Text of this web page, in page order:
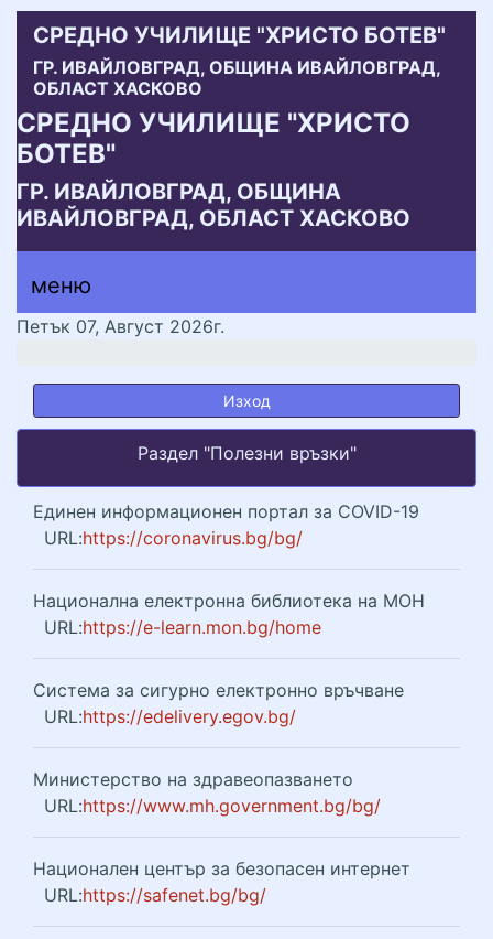
СРЕДНО УЧИЛИЩЕ "ХРИСТО БОТЕВ"
ГР. ИВАЙЛОВГРАД, ОБЩИНА ИВАЙЛОВГРАД,
ОБЛАСТ ХАСКОВО
СРЕДНО УЧИЛИЩЕ "ХРИСТО
БОТЕВ"
ГР. ИВАЙЛОВГРАД, ОБЩИНА
ИВАЙЛОВГРАД, ОБЛАСТ ХАСКОВО
меню горно
меню
меню
Петък 07, Август 2026г.
Изход
Раздел "Полезни връзки"
Единен информационен портал за COVID-19
URL:https://coronavirus.bg/bg/
Национална електронна библиотека на МОН
URL:https://e-learn.mon.bg/home
Система за сигурно електронно връчване
URL:https://edelivery.egov.bg/
Министерство на здравеопазването
URL:https://www.mh.government.bg/bg/
Национален център за безопасен интернет
URL:https://safenet.bg/bg/